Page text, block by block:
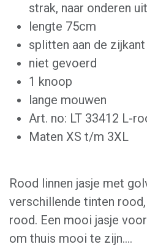
strak, naar onderen
lengte 75cm
splitten aan de zijkant
niet gevoerd
1 knoop
lange mouwen
Art. no: LT 33412 L-
Maten XS t/m 3XL
Rood linnen jasje met
verschillende tinten
rood. Een mooi jasje
om thuis mooi te zijn....